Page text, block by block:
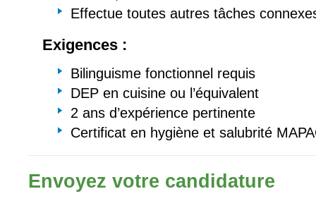
Effectue toutes autres tâches
Exigences :
Bilinguisme fonctionnel requis
DEP en cuisine ou l’équivalent
2 ans d’expérience pertinente
Certificat en hygiène et salubrité
Envoyez votre candidature